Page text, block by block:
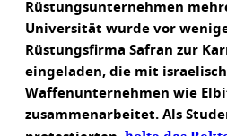
Rüstungsunternehmen
Universität wurde vor
Rüstungsfirma Safran zur
eingeladen, die mit
Waffenunternehmen wie
zusammenarbeitet. Als